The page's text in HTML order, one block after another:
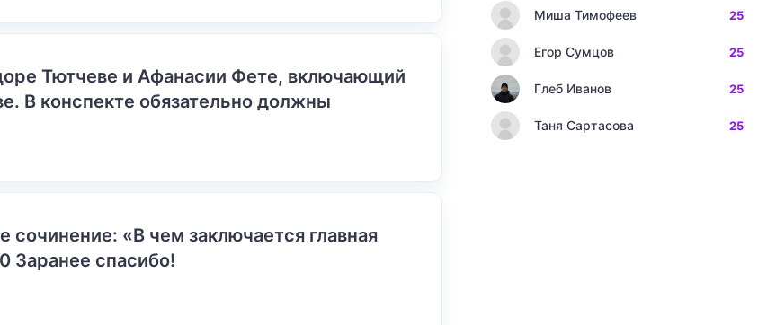
Тютчеве и Афанасии Фете, включающий
В конспекте обязательно должны
«В чем заключается главная
Заранее спасибо!
Миша Тимофеев 25
Егор Сумцов 25
Глеб Иванов 25
Таня Сартасова 25